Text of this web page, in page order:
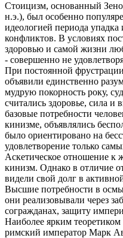
Стоицизм, основанный
н.э.), был особенно
идеологией периода
конфликтов. В условиях
здоровью и самой жизни
- совершенно не
При постоянной
объявили единственно
мудрую покорность року,
считались здоровье, сила и
базовые потребности
кинизме, объявлялись
было ориентировано на
удовлетворение только
Аскетическое отношение к
кинизм. Однако в отличие
видели свой долг в
Высшие потребности в
они реализовывали через
согражданах, защиту
Наиболее ярким
римский император Марк